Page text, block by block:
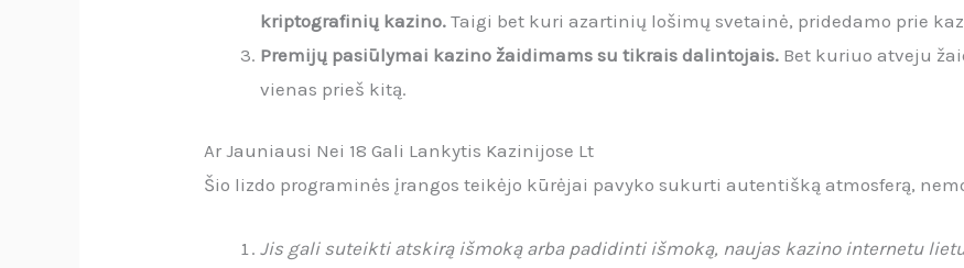
kriptografinių kazino.Taigi bet kuri azartinių lošimų svetainė, pridedamo prie
Premijų pasiūlymai kazino žaidimams su tikrais dalintojais. Bet kuriuo atveju
vienas prieš kitą.
Ar Jauniausi Nei 18 Gali Lankytis Kazinijose Lt
Šio lizdo programinės įrangos teikėjo kūrėjai pavyko sukurti autentišką atmosferą,
Jis gali suteikti atskirą išmoką arba padidinti išmoką, naujas kazino internetu